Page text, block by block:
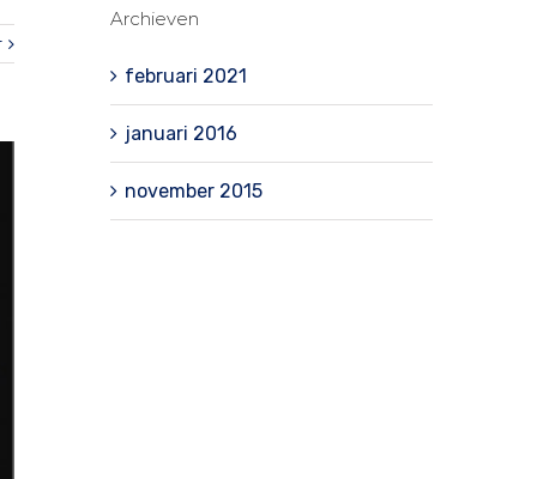
Archieven
februari 2021
januari 2016
november 2015